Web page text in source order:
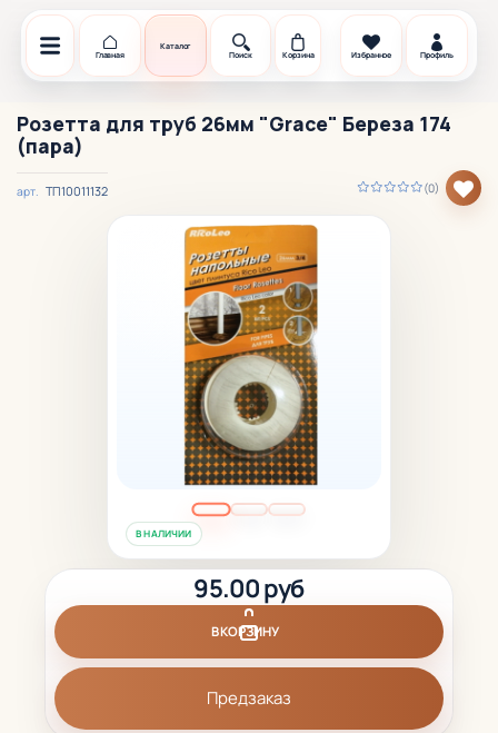
Главная
Каталог
Поиск
Корзина Избранное Профиль
Розетта для труб 26мм "Grace" Береза 174
(пара)
(0)
арт. ТП10011132
В НАЛИЧИИ
95.00 руб
В КОРЗИНУ
Предзаказ